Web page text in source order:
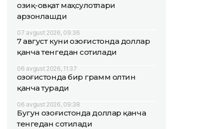
озиқ-овқат маҳсулотлари
арзонлашди
07 avgust 2026, 09:36
7 август куни Қозоғистонда доллар
қанча тенгедан сотилади
06 avgust 2026, 11:37
Қозоғистонда бир грамм олтин
қанча туради
06 avgust 2026, 09:38
Бугун Қозоғистонда доллар қанча
тенгедан сотилади